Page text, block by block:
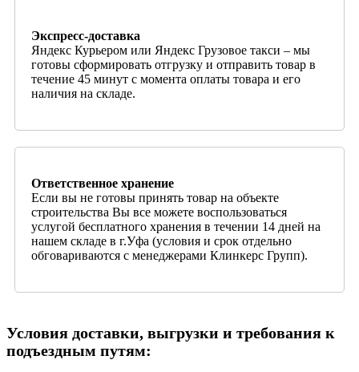
Экспресс-доставка
Яндекс Курьером или Яндекс Грузовое такси – мы
готовы сформировать отгрузку и отправить товар в
течение 45 минут с момента оплаты товара и его
наличия на складе.
Ответственное хранение
Если вы не готовы принять товар на объекте
строительства Вы все можете воспользоваться
услугой бесплатного хранения в течении 14 дней на
нашем складе в г.Уфа (условия и срок отдельно
обговариваются с менеджерами Клинкерс Групп).
Условия доставки, выгрузки и требования к
подъездным путям: